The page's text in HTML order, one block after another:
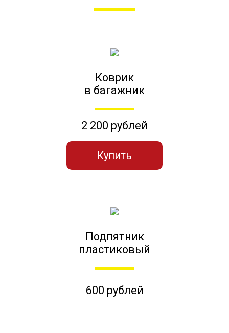
Коврик
в багажник
2 200 рублей
Купить
Подпятник
пластиковый
600 рублей